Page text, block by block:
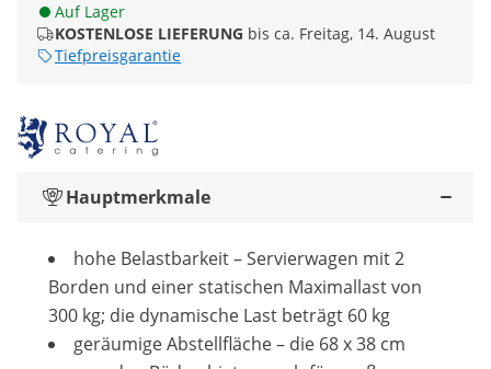
Auf Lager
KOSTENLOSE LIEFERUNG bis ca. Freitag, 14. August
Tiefpreisgarantie
Hauptmerkmale
hohe Belastbarkeit – Servierwagen mit 2
Borden und einer statischen Maximallast von
300 kg; die dynamische Last beträgt 60 kg
geräumige Abstellfläche – die 68 x 38 cm